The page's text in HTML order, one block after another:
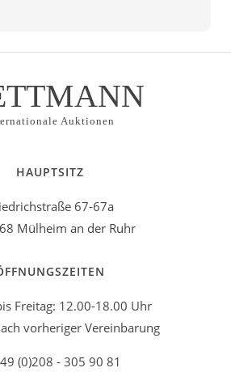
Auktionen
HAUPTSITZ
67-67a
Mülheim an der Ruhr
Freitag: 12.00-18.00 Uhr
vorheriger Vereinbarung
(0)208 - 305 90 81